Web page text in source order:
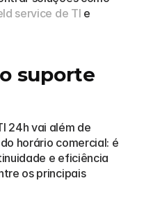
service de TI e
suporte
24h vai além de
horário comercial: é
e eficiência
os principais